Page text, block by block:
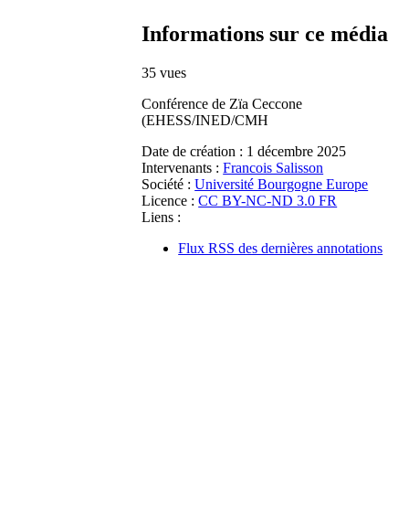
Informations sur ce média
35 vues
Conférence de Zïa Ceccone
(EHESS/INED/CMH
Date de création : 1 décembre 2025
Intervenants : Francois Salisson
Société : Université Bourgogne Europe
Licence : CC BY-NC-ND 3.0 FR
Liens :
Flux RSS des dernières annotations